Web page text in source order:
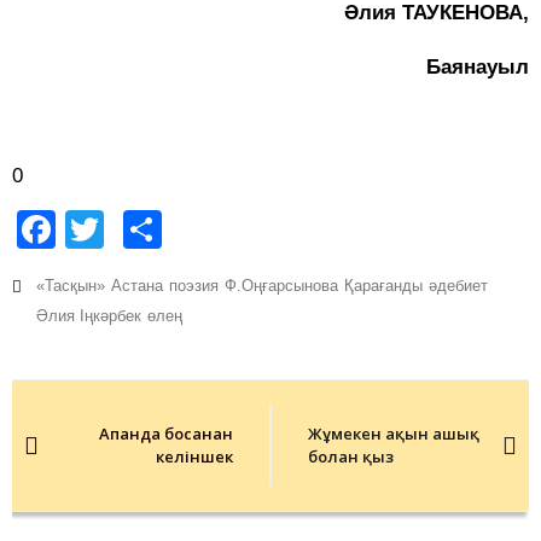
Әлия ТАУКЕНОВА,
Баянауыл
0
Facebook
Twitter
«Тасқын» Астана поэзия Ф.Оңғарсынова Қарағанды әдебиет
Әлия Іңкәрбек өлең
navigationАпанда босанған
келіншек
Жұмекен ақын ғашық
болған қыз